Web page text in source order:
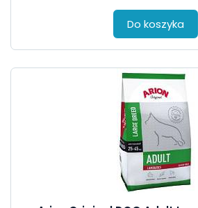
Do koszyka